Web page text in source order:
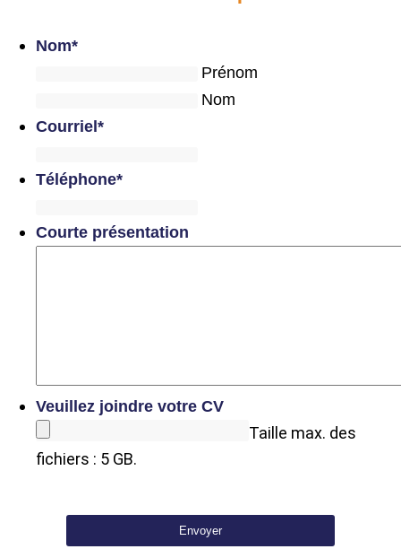
Nom*
Prénom
Nom
Courriel*
Téléphone*
Courte présentation
Veuillez joindre votre CV
Taille max. des
fichiers : 5 GB.